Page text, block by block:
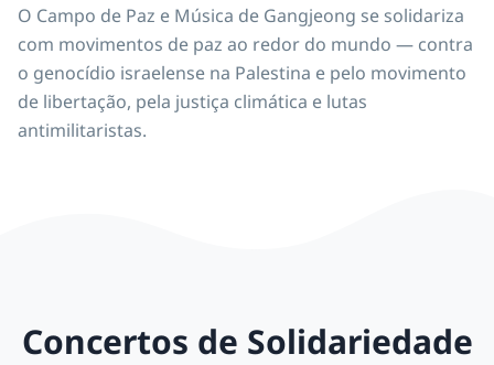
O Campo de Paz e Música de Gangjeong se solidariza
com movimentos de paz ao redor do mundo — contra
o genocídio israelense na Palestina e pelo movimento
de libertação, pela justiça climática e lutas
antimilitaristas.
Concertos de Solidariedade